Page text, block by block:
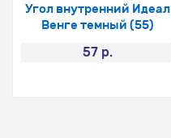
Угол внутренний Идеал
Венге темный (55)
57 р.